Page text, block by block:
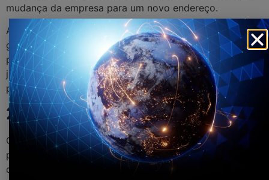
mudança da empresa para um novo endereço.
Assim, os custos atrelados às contratações internas,
gestão de férias, faltas, licenças e todos as demais
preocupações relacionadas à este regime são menores,
já que muitos deles são repassados para a empresa que
prestará serviços de terceirização.
2 – Profissionais preparados
Os setores financeiro, contábil e fiscal são repletos de
processos que vão desde atividades mais simples,
como pagamento de contas, até as mais complexas,